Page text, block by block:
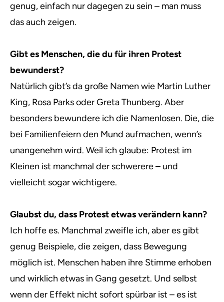
genug, einfach nur dagegen zu sein – man muss
das auch zeigen.
Gibt es Menschen, die du für ihren Protest
bewunderst?
Natürlich gibt’s da große Namen wie Martin Luther
King, Rosa Parks oder Greta Thunberg. Aber
besonders bewundere ich die Namenlosen. Die, die
bei Familienfeiern den Mund aufmachen, wenn’s
unangenehm wird. Weil ich glaube: Protest im
Kleinen ist manchmal der schwerere – und
vielleicht sogar wichtigere.
Glaubst du, dass Protest etwas verändern kann?
Ich hoffe es. Manchmal zweifle ich, aber es gibt
genug Beispiele, die zeigen, dass Bewegung
möglich ist. Menschen haben ihre Stimme erhoben
und wirklich etwas in Gang gesetzt. Und selbst
wenn der Effekt nicht sofort spürbar ist – es ist